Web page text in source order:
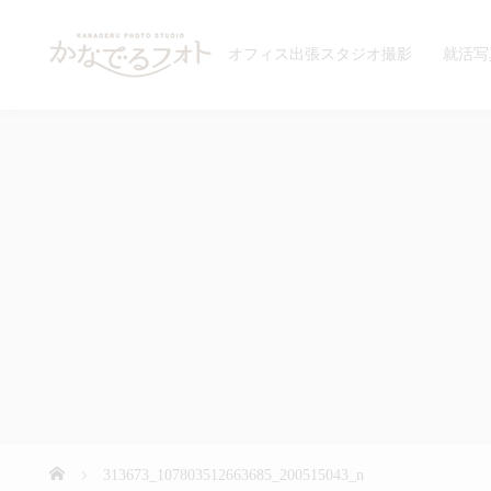
オフィス出張スタジオ撮影 就活
313673_107803512663685_200515043_n